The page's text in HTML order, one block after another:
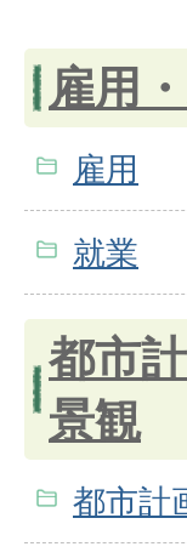
雇用
雇用
就業
都市
景観
都市計